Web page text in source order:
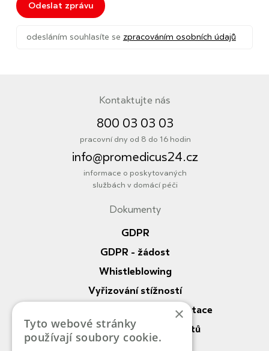
Odeslat zprávu
odesláním souhlasíte se zpracováním osobních údajů
Kontaktujte nás
800 03 03 03
pracovní dny od 8 do 16 hodin
info@promedicus24.cz
informace o poskytovaných
službách v domácí péči
Dokumenty
GDPR
GDPR - žádost
Whistleblowing
Vyřizování stížností
Nahlížení do zdrav. dokumentace
Práva a povinnosti pacientů
×
Tyto webové stránky
používají soubory cookie.